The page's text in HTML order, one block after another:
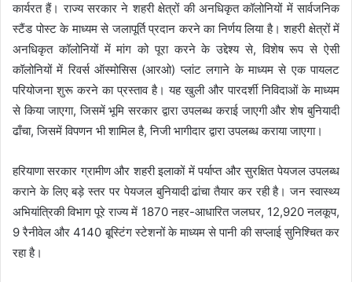
कार्यरत हैं। राज्य सरकार ने शहरी क्षेत्रों की अनधिकृत कॉलोनियों में सार्वजनिक
स्टैंड पोस्ट के माध्यम से जलापूर्ति प्रदान करने का निर्णय लिया है। शहरी क्षेत्रों में
अनधिकृत कॉलोनियों में मांग को पूरा करने के उद्देश्य से, विशेष रूप से ऐसी
कॉलोनियों में रिवर्स ऑस्मोसिस (आरओ) प्लांट लगाने के माध्यम से एक पायलट
परियोजना शुरू करने का प्रस्ताव है। यह खुली और पारदर्शी निविदाओं के माध्यम
से किया जाएगा, जिसमें भूमि सरकार द्वारा उपलब्ध कराई जाएगी और शेष बुनियादी
ढाँचा, जिसमें विपणन भी शामिल है, निजी भागीदार द्वारा उपलब्ध कराया जाएगा।
हरियाणा सरकार ग्रामीण और शहरी इलाकों में पर्याप्त और सुरक्षित पेयजल उपलब्ध
कराने के लिए बड़े स्तर पर पेयजल बुनियादी ढांचा तैयार कर रही है। जन स्वास्थ्य
अभियांत्रिकी विभाग पूरे राज्य में 1870 नहर-आधारित जलघर, 12,920 नलकूप,
9 रैनीवेल और 4140 बूस्टिंग स्टेशनों के माध्यम से पानी की सप्लाई सुनिश्चित कर
रहा है।